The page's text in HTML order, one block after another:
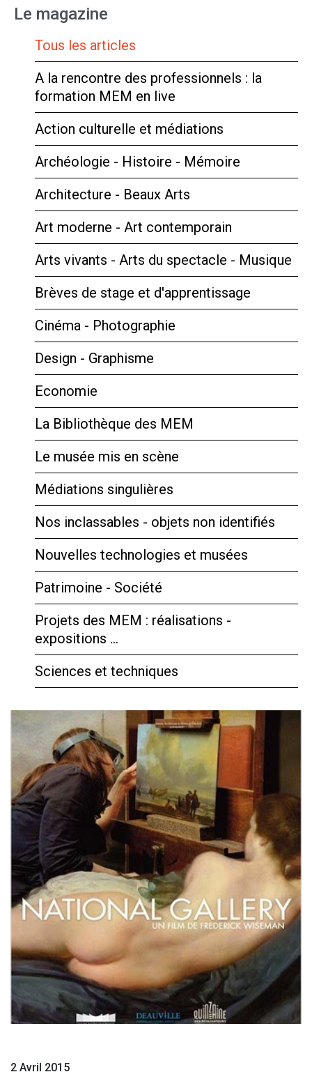
Le magazine
Tous les articles
A la rencontre des professionnels : la
formation MEM en live
Action culturelle et médiations
Archéologie - Histoire - Mémoire
Architecture - Beaux Arts
Art moderne - Art contemporain
Arts vivants - Arts du spectacle - Musique
Brèves de stage et d'apprentissage
Cinéma - Photographie
Design - Graphisme
Economie
La Bibliothèque des MEM
Le musée mis en scène
Médiations singulières
Nos inclassables - objets non identifiés
Nouvelles technologies et musées
Patrimoine - Société
Projets des MEM : réalisations -
expositions …
Sciences et techniques
2 Avril 2015